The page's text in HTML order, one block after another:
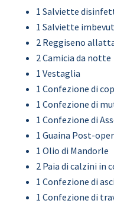
1 Salviette
1 Salviette
2 Reggiseno
2 Camicia da notte
1 Vestaglia
1 Confezione di
1 Confezione di
1 Confezione di
1 Guaina Post-
1 Olio di Mandorle
2 Paia di calzini in
1 Confezione di
1 Confezione di